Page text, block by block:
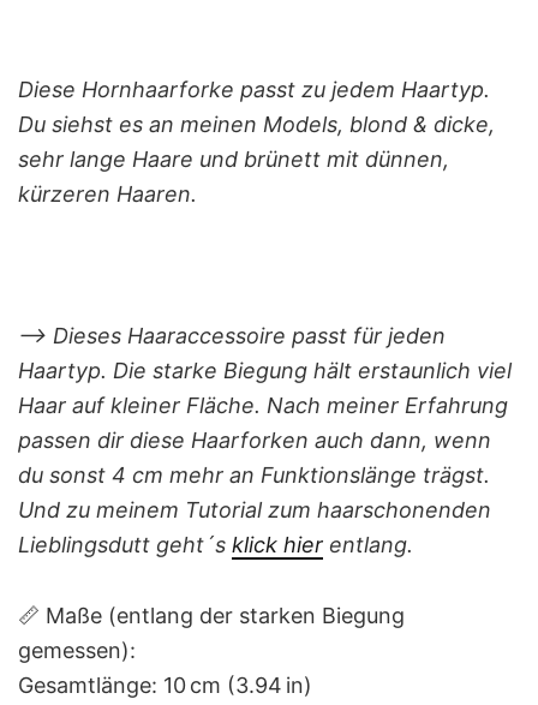
Diese Hornhaarforke passt zu jedem Haartyp.
Du siehst es an meinen Models, blond & dicke,
sehr lange Haare und brünett mit dünnen,
kürzeren Haaren.
–> Dieses Haaraccessoire passt für jeden
Haartyp. Die starke Biegung hält erstaunlich viel
Haar auf kleiner Fläche. Nach meiner Erfahrung
passen dir diese Haarforken auch dann, wenn
du sonst 4 cm mehr an Funktionslänge trägst.
Und zu meinem Tutorial zum haarschonenden
Lieblingsdutt geht´s klick hier entlang.
📏 Maße (entlang der starken Biegung
gemessen):
Gesamtlänge: 10 cm (3.94 in)